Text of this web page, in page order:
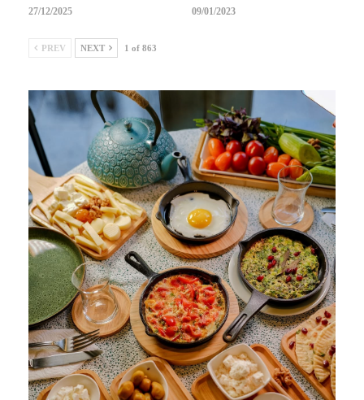
27/12/2025 09/01/2023
PREV NEXT 1 of 863